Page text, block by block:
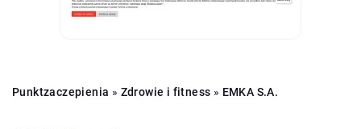
Punktzaczepienia » Zdrowie i fitness » EMKA S.A.